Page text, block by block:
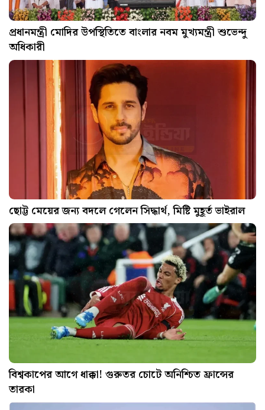
প্রধানমন্ত্রী মোদির উপস্থিতিতে বাংলার নবম মুখ্যমন্ত্রী শুভেন্দু
অধিকারী
ছোট্ট মেয়ের জন্য বদলে গেলেন সিদ্ধার্থ, মিষ্টি মুহূর্ত ভাইরাল
বিশ্বকাপের আগে ধাক্কা! গুরুতর চোটে অনিশ্চিত ফ্রান্সের
তারকা